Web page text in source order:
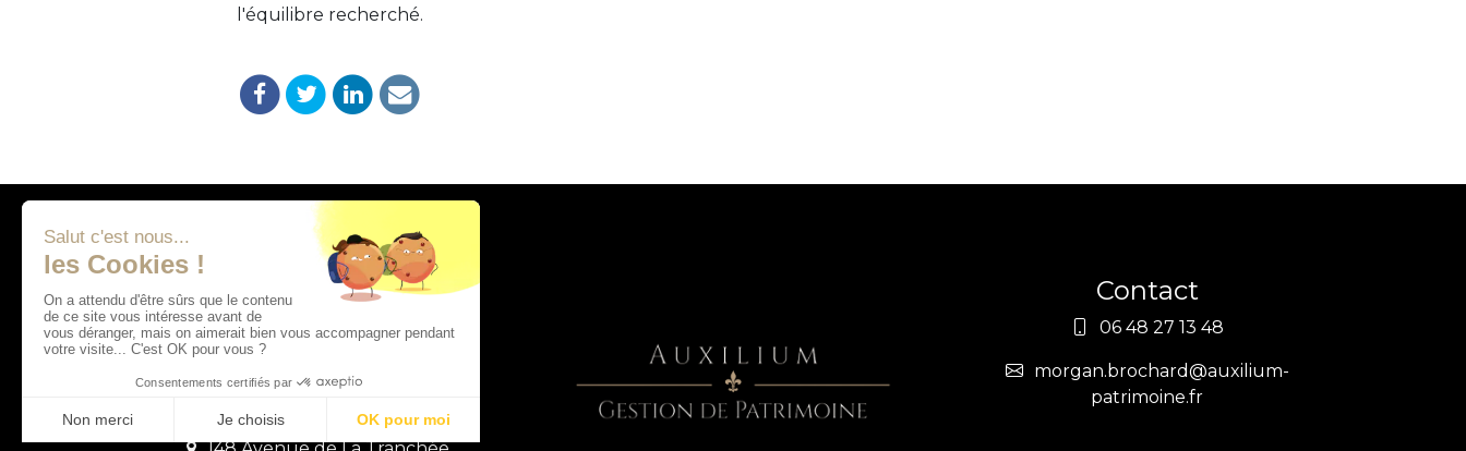
l'équilibre recherché.
Adresses
14 Chemin de la Garette
Contact
06 48 27 13 48
morgan.brochard@auxilium-
patrimoine.fr